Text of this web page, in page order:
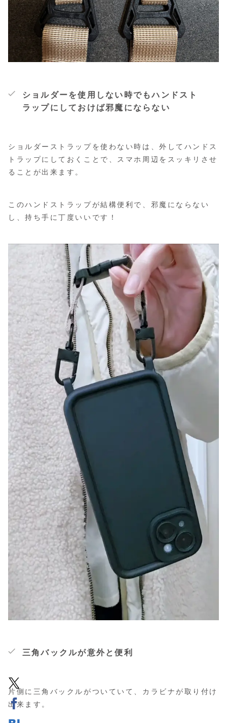
ショルダーを使用しない時でもハンドスト
ラップにしておけば邪魔にならない
ショルダーストラップを使わない時は、外してハンドス
トラップにしておくことで、スマホ周辺をスッキリさせ
ることが出来ます。
このハンドストラップが結構便利で、邪魔にならない
し、持ち手に丁度いいです！
三角バックルが意外と便利
片側に三角バックルがついていて、カラビナが取り付け
出来ます。